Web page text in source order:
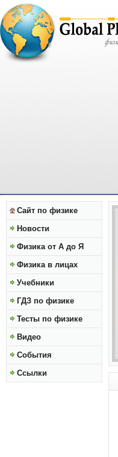
Сайт по физике
Новости
Физика от А до Я
Физика в лицах
Учебники
ГДЗ по физике
Тесты по физике
Видео
События
Ссылки